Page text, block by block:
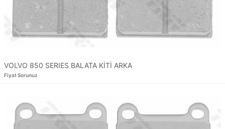
VOLVO 850 SERIES BALATA KİTİ ARKA
Fiyat Sorunuz